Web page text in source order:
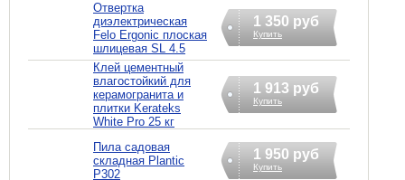
Отвертка
диэлектрическая
Felo Ergonic плоская
шлицевая SL 4.5
1 350 руб
Купить
Клей цементный
влагостойкий для
керамогранита и
плитки Kerateks
White Pro 25 кг
1 913 руб
Купить
Пила садовая
складная Plantic
P302
1 950 руб
Купить